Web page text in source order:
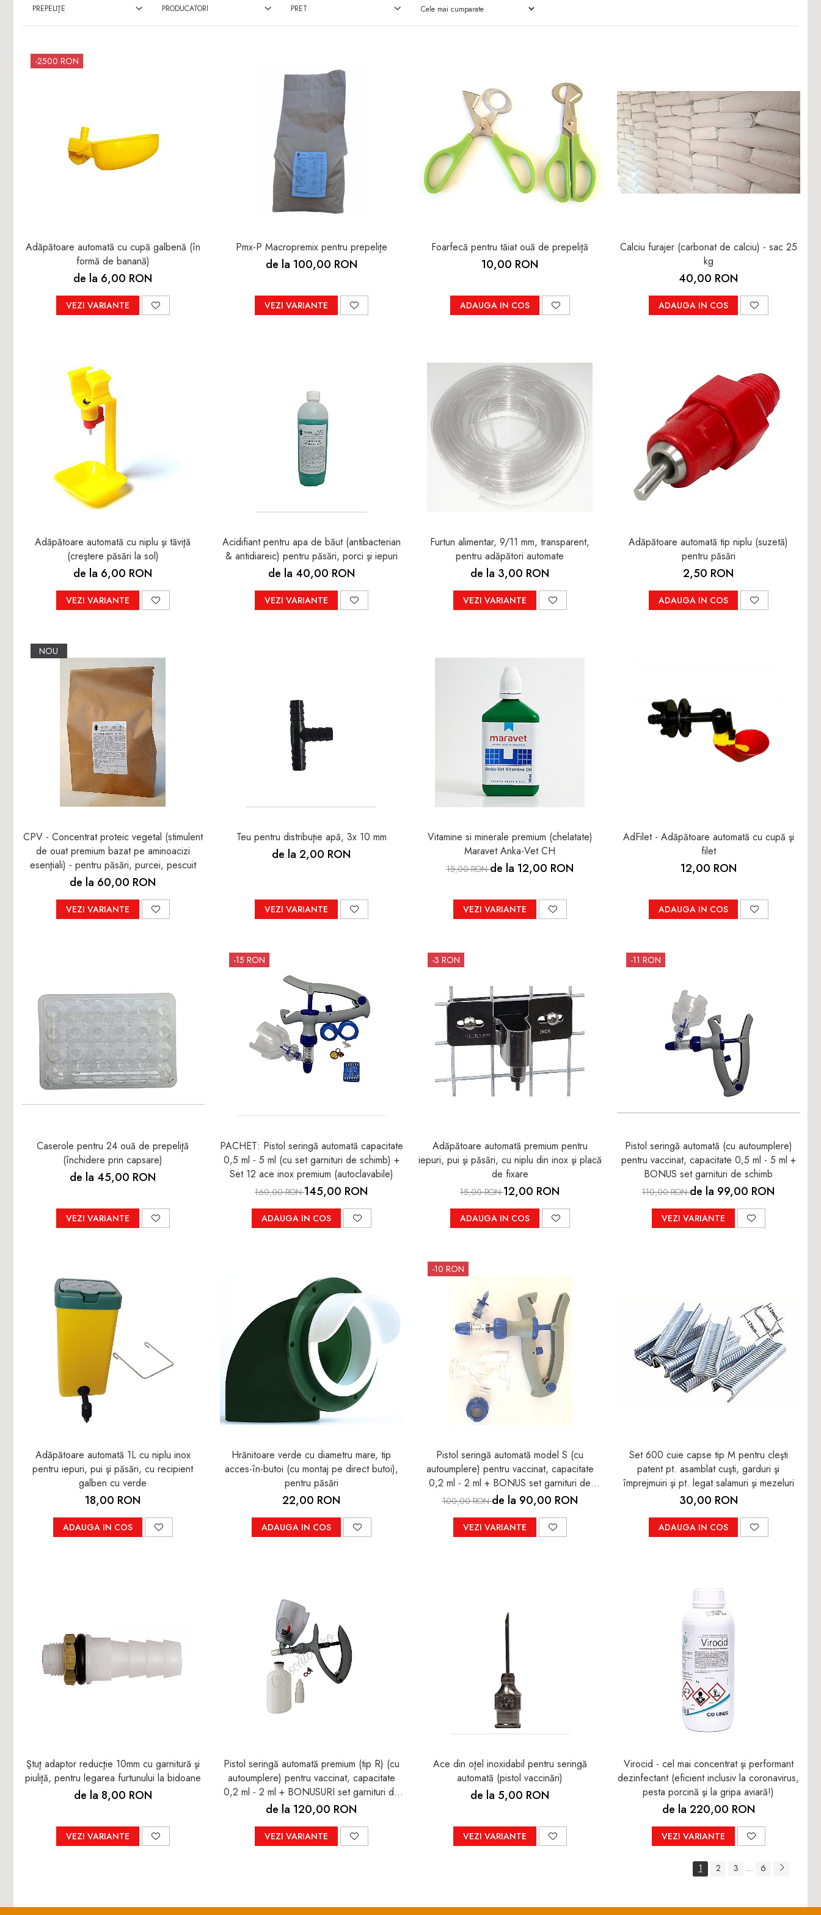
Furajare porci, purcei,
scroafe
Păuni
PREPELIŢE PRODUCATORI PRET
-2500 RON
Adăpătoare automată cu cupă galbenă (în
formă de banană)
de la 6,00 RON
VEZI VARIANTE
Pmx-P Macropremix pentru prepeliţe
de la 100,00 RON
VEZI VARIANTE
Foarfecă pentru tăiat ouă de prepeliţă
10,00 RON
ADAUGA IN COS
Calciu furajer (carbonat de calciu) - sac 25
kg
40,00 RON
ADAUGA IN COS
Adăpătoare automată cu niplu şi tăviţă
(creştere păsări la sol)
de la 6,00 RON
VEZI VARIANTE
Acidifiant pentru apa de băut (antibacterian
& antidiareic) pentru păsări, porci şi iepuri
de la 40,00 RON
VEZI VARIANTE
Furtun alimentar, 9/11 mm, transparent,
pentru adăpători automate
de la 3,00 RON
VEZI VARIANTE
Adăpătoare automată tip niplu (suzetă)
pentru păsări
2,50 RON
ADAUGA IN COS
NOU
CPV - Concentrat proteic vegetal (stimulent
de ouat premium bazat pe aminoacizi
esenţiali) - pentru păsări, purcei, pescuit
de la 60,00 RON
VEZI VARIANTE
Teu pentru distribuţie apă, 3x 10 mm
de la 2,00 RON
VEZI VARIANTE
Vitamine si minerale premium (chelatate)
Maravet Anka-Vet CH
15,00 RONde la 12,00 RON
VEZI VARIANTE
AdFilet - Adăpătoare automată cu cupă şi
filet
12,00 RON
ADAUGA IN COS
Caserole pentru 24 ouă de prepeliţă
(închidere prin capsare)
de la 45,00 RON
VEZI VARIANTE
-15 RON
PACHET: Pistol seringă automată capacitate
0,5 ml - 5 ml (cu set garnituri de schimb) +
Set 12 ace inox premium (autoclavabile)
160,00 RON145,00 RON
ADAUGA IN COS
-3 RON
Adăpătoare automată premium pentru
iepuri, pui şi păsări, cu niplu din inox şi placă
de fixare
15,00 RON12,00 RON
ADAUGA IN COS
-11 RON
Pistol seringă automată (cu autoumplere)
pentru vaccinat, capacitate 0,5 ml - 5 ml +
BONUS set garnituri de schimb
110,00 RONde la 99,00 RON
VEZI VARIANTE
Adăpătoare automată 1L cu niplu inox
pentru iepuri, pui şi păsări, cu recipient
galben cu verde
18,00 RON
ADAUGA IN COS
Hrănitoare verde cu diametru mare, tip
acces-în-butoi (cu montaj pe direct butoi),
pentru păsări
22,00 RON
ADAUGA IN COS
-10 RON
Pistol seringă automată model S (cu
autoumplere) pentru vaccinat, capacitate
0,2 ml - 2 ml + BONUS set garnituri de
schimb
100,00 RONde la 90,00 RON
VEZI VARIANTE
Set 600 cuie capse tip M pentru cleşti
patent pt. asamblat cuşti, garduri şi
împrejmuiri şi pt. legat salamuri şi mezeluri
30,00 RON
ADAUGA IN COS
Ştuţ adaptor reducţie 10mm cu garnitură şi
piuliţă, pentru legarea furtunului la bidoane
de la 8,00 RON
VEZI VARIANTE
Pistol seringă automată premium (tip R) (cu
autoumplere) pentru vaccinat, capacitate
0,2 ml - 2 ml + BONUSURI set garnituri de
schimb şi recipient 100ml pt. vaccinuri
de la 120,00 RON
VEZI VARIANTE
Ace din oţel inoxidabil pentru seringă
automată (pistol vaccinări)
de la 5,00 RON
VEZI VARIANTE
Virocid - cel mai concentrat şi performant
dezinfectant (eficient inclusiv la coronavirus,
pesta porcină şi la gripa aviară!)
de la 220,00 RON
VEZI VARIANTE
1 2 3 ... 6